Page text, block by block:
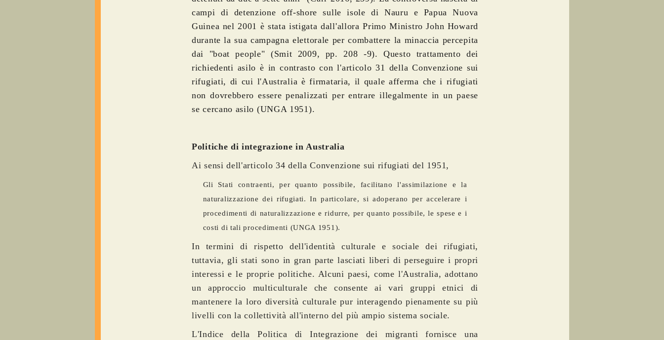
campi di detenzione off-shore sulle isole di Nauru e Papua Nuova
Guinea nel 2001 è stata istigata dall'allora Primo Ministro John Howard
durante la sua campagna elettorale per combattere la minaccia percepita
dai "boat people" (Smit 2009, pp. 208 -9). Questo trattamento dei
richiedenti asilo è in contrasto con l'articolo 31 della Convenzione sui
rifugiati, di cui l'Australia è firmataria, il quale afferma che i rifugiati
non dovrebbero essere penalizzati per entrare illegalmente in un paese
se cercano asilo (UNGA 1951).
Politiche di integrazione in Australia
Ai sensi dell'articolo 34 della Convenzione sui rifugiati del 1951,
Gli Stati contraenti, per quanto possibile, facilitano l'assimilazione e la
naturalizzazione dei rifugiati. In particolare, si adoperano per accelerare i
procedimenti di naturalizzazione e ridurre, per quanto possibile, le spese e i
costi di tali procedimenti (UNGA 1951).
In termini di rispetto dell'identità culturale e sociale dei rifugiati,
tuttavia, gli stati sono in gran parte lasciati liberi di perseguire i propri
interessi e le proprie politiche. Alcuni paesi, come l'Australia, adottano
un approccio multiculturale che consente ai vari gruppi etnici di
mantenere la loro diversità culturale pur interagendo pienamente su più
livelli con la collettività all'interno del più ampio sistema sociale.
L'Indice della Politica di Integrazione dei migranti fornisce una